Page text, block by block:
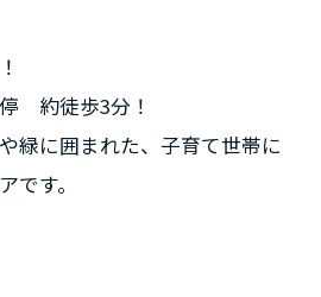
約徒歩3分！
緑に囲まれた、子育て世帯に
です。